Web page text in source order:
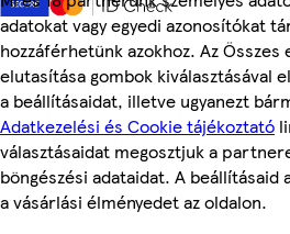
adatokat vagy egyedi azonosítókat
hozzáférhetünk azokhoz. Az Összes
elutasítása gombok kiválasztásával
a beállításaidat, illetve ugyanezt
Adatkezelési és Cookie tájékoztató
választásaidat megosztjuk a
böngészési adataidat. A
a vásárlási élményedet az oldalon.